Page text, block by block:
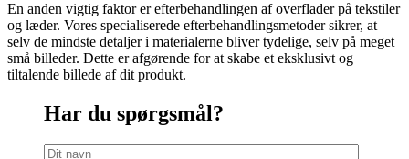
En anden vigtig faktor er efterbehandlingen af overflader på tekstiler
og læder. Vores specialiserede efterbehandlingsmetoder sikrer, at
selv de mindste detaljer i materialerne bliver tydelige, selv på meget
små billeder. Dette er afgørende for at skabe et eksklusivt og
tiltalende billede af dit produkt.
Har du spørgsmål?